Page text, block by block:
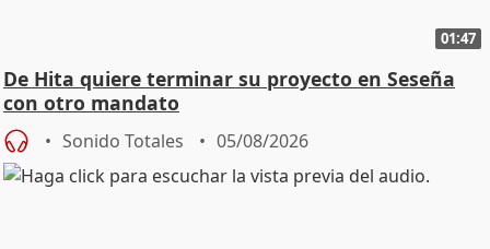
01:47
De Hita quiere terminar su proyecto en Seseña
con otro mandato
Sonido Totales 05/08/2026